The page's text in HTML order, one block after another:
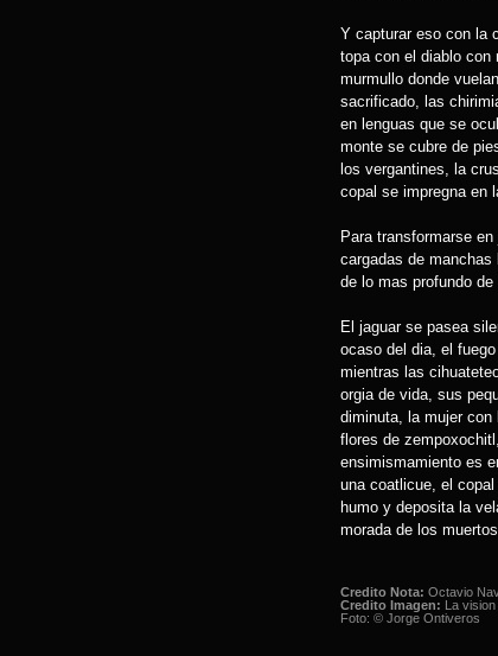
Y capturar eso con la
topa con el diablo con
murmullo donde
sacrificado, las
en lenguas que se
monte se cubre de
los vergantines, la
copal se impregna en
Para transformarse
cargadas de
de lo mas profundo
El jaguar se pasea
ocaso del dia, el
mientras las
orgia de vida, sus
diminuta, la mujer
flores de
ensimismamiento es
una coatlicue, el
humo y deposita la
morada de los
Credito Nota: Octavio
Credito Imagen: La
Foto: © Jorge Ontiveros